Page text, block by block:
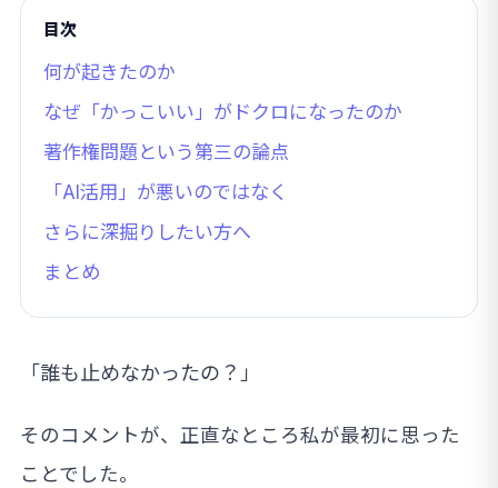
目次
何が起きたのか
なぜ「かっこいい」がドクロになったのか
著作権問題という第三の論点
「AI活用」が悪いのではなく
さらに深掘りしたい方へ
まとめ
「誰も止めなかったの？」
そのコメントが、正直なところ私が最初に思った
ことでした。